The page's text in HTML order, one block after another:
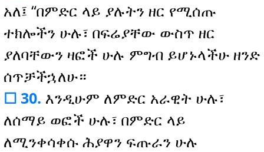
አለ፤ “በምድር ላይ ያሉትን ዘር የሚሰጡ
ተክሎችን ሁሉ፣ በፍሬያቸው ውስጥ ዘር
ያለባቸውን ዛፎች ሁሉ ምግብ ይሆኑላችሁ ዘንድ
ሰጥቻችኋለሁ።
☐ 30. እንዲሁም ለምድር አራዊት ሁሉ፣
ለሰማይ ወፎች ሁሉ፣ በምድር ላይ
ለሚንቀሳቀሱ ሕያዋን ፍጡራን ሁሉ